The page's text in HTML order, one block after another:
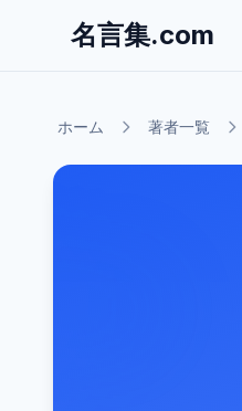
名言集.com
ホーム 著者一覧